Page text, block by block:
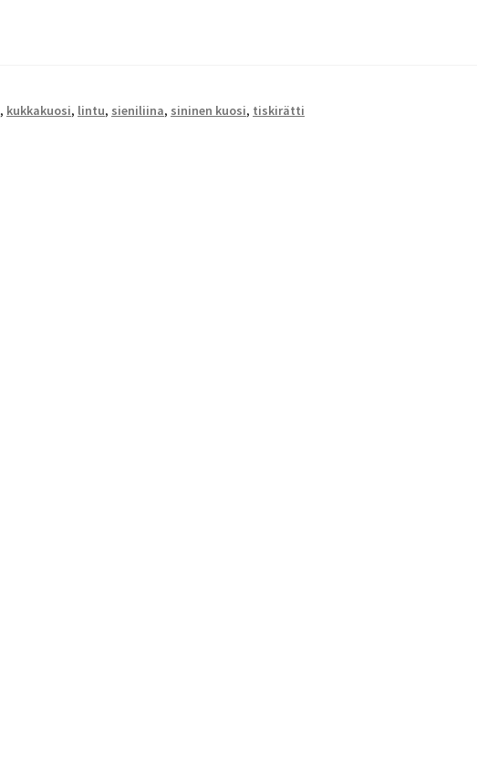
, kukkakuosi, lintu, sieniliina, sininen kuosi, tiskirätti